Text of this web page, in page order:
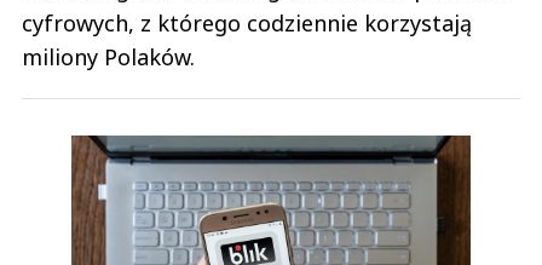
cyfrowych, z którego codziennie korzystają
miliony Polaków.